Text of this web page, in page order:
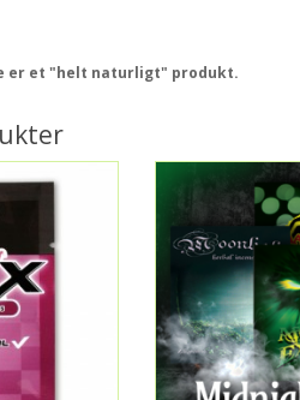
er et "helt naturligt" produkt.